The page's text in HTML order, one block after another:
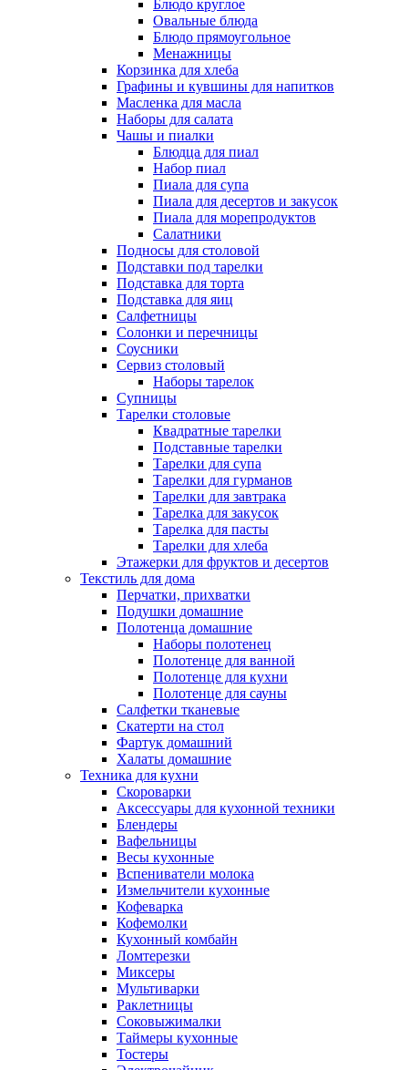
Блюдо круглое
Овальные блюда
Блюдо прямоугольное
Менажницы
Корзинка для хлеба
Графины и кувшины для напитков
Масленка для масла
Наборы для салата
Чашы и пиалки
Блюдца для пиал
Набор пиал
Пиала для супа
Пиала для десертов и закусок
Пиала для морепродуктов
Салатники
Подносы для столовой
Подставки под тарелки
Подставка для торта
Подставка для яиц
Салфетницы
Солонки и перечницы
Соусники
Сервиз столовый
Наборы тарелок
Супницы
Тарелки столовые
Квадратные тарелки
Подставные тарелки
Тарелки для супа
Тарелки для гурманов
Тарелки для завтрака
Тарелка для закусок
Тарелка для пасты
Тарелки для хлеба
Этажерки для фруктов и десертов
Текстиль для дома
Перчатки, прихватки
Подушки домашние
Полотенца домашние
Наборы полотенец
Полотенце для ванной
Полотенце для кухни
Полотенце для сауны
Салфетки тканевые
Скатерти на стол
Фартук домашний
Халаты домашние
Техника для кухни
Скороварки
Аксессуары для кухонной техники
Блендеры
Вафельницы
Весы кухонные
Вспениватели молока
Измельчители кухонные
Кофеварка
Кофемолки
Кухонный комбайн
Ломтерезки
Миксеры
Мультиварки
Раклетницы
Соковыжималки
Таймеры кухонные
Тостеры